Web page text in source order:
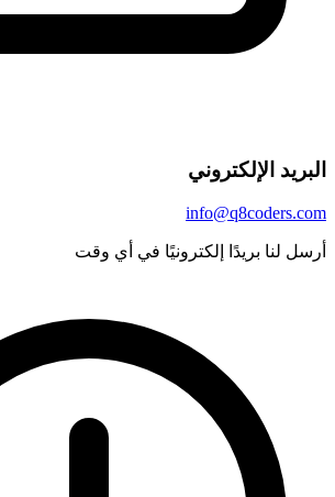
البريد الإلكتروني
info@q8coders.com
أرسل لنا بريدًا إلكترونيًا في أي وقت